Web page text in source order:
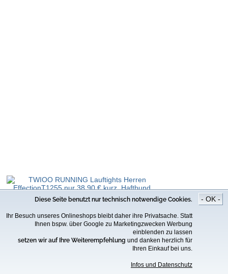
Diese Seite benutzt nur technisch notwendige Cookies.
Ihr Besuch unseres Onlineshops bleibt daher ihre Privatsache. Statt
Ihnen bspw. über Google zu Marketingzwecken Werbung
einblenden zu lassen
setzen wir auf Ihre Weiterempfehlung und danken herzlich für
Ihren Einkauf bei uns.
Infos und Datenschutz
- OK -
Lauftights Herren EffectionT1255
kurz, Haftbund, shine
38.90€